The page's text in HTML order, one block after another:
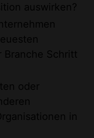
auswirken?
Schritt
oder
in